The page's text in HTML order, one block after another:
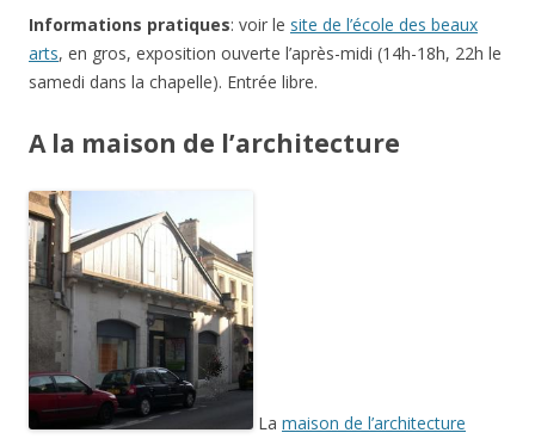
Informations pratiques: voir le site de l’école des beaux
arts, en gros, exposition ouverte l’après-midi (14h-18h, 22h le
samedi dans la chapelle). Entrée libre.
A la maison de l’architecture
La maison de l’architecture